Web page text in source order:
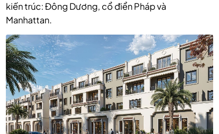
kiến trúc: Đông Dương, cổ điển Pháp và
Manhattan.